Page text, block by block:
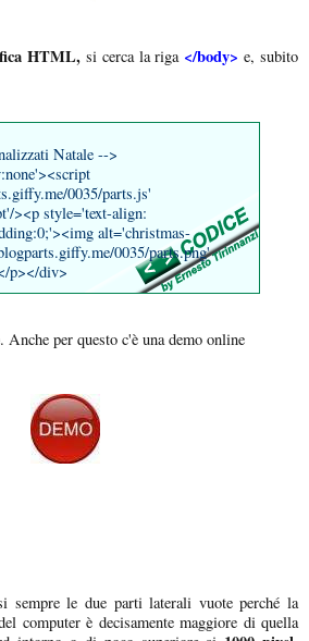
HTML, si cerca la riga </body> e, subito
Natale -->
0035/parts.js'
><p style='text-align:
alt='christmas-
0035/parts.png'
p></div>
. Anche per questo c'è una demo online
sempre le due parti laterali vuote perché la
computer è decisamente maggiore di quella